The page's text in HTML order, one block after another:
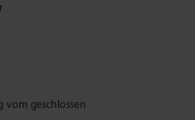
geschlossen